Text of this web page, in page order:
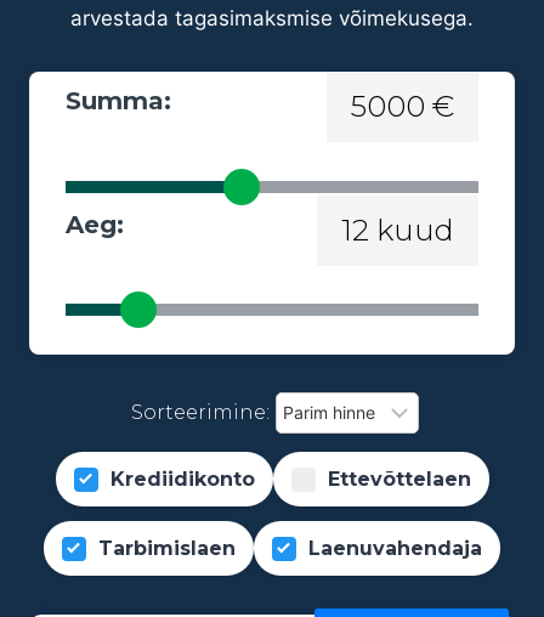
arvestada tagasimaksmise võimekusega.
Summa: 5000 €
Aeg: 12 kuud
Sorteerimine:
Krediidikonto Ettevõttelaen
Tarbimislaen Laenuvahendaja